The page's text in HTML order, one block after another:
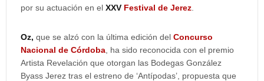
por su actuación en el XXV Festival de Jerez
Oz, que se alzó con la última edición del Concurso
Nacional de Córdoba , ha sido reconocida con el premio
Artista Revelación que otorgan las Bodegas González
Byass Jerez tras el estreno de ‘Antípodas’, propuesta que